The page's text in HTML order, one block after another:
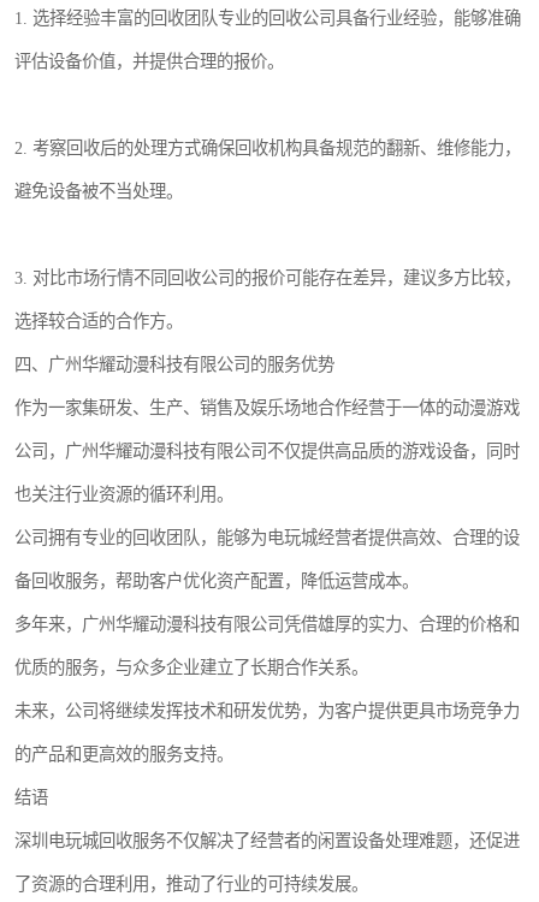
1. 选择经验丰富的回收团队专业的回收公司具备行业经验，能够准确
评估设备价值，并提供合理的报价。
2. 考察回收后的处理方式确保回收机构具备规范的翻新、维修能力，
避免设备被不当处理。
3. 对比市场行情不同回收公司的报价可能存在差异，建议多方比较，
选择较合适的合作方。
四、广州华耀动漫科技有限公司的服务优势
作为一家集研发、生产、销售及娱乐场地合作经营于一体的动漫游戏
公司，广州华耀动漫科技有限公司不仅提供高品质的游戏设备，同时
也关注行业资源的循环利用。
公司拥有专业的回收团队，能够为电玩城经营者提供高效、合理的设
备回收服务，帮助客户优化资产配置，降低运营成本。
多年来，广州华耀动漫科技有限公司凭借雄厚的实力、合理的价格和
优质的服务，与众多企业建立了长期合作关系。
未来，公司将继续发挥技术和研发优势，为客户提供更具市场竞争力
的产品和更高效的服务支持。
结语
深圳电玩城回收服务不仅解决了经营者的闲置设备处理难题，还促进
了资源的合理利用，推动了行业的可持续发展。